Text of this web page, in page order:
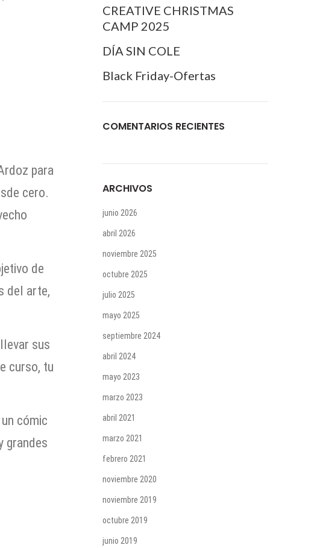
para
cero.
de
del arte,
sus
curso, tu
cómic
grandes
CREATIVE CHRISTMAS
CAMP 2025
DÍA SIN COLE
Black Friday-Ofertas
COMENTARIOS RECIENTES
ARCHIVOS
junio 2026
abril 2026
noviembre 2025
octubre 2025
julio 2025
mayo 2025
septiembre 2024
abril 2024
mayo 2023
marzo 2023
abril 2021
marzo 2021
febrero 2021
noviembre 2020
noviembre 2019
octubre 2019
junio 2019